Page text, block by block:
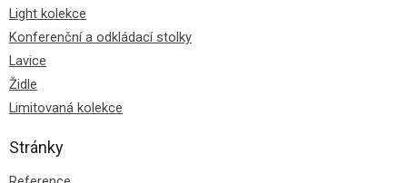
Light kolekce
Konferenční a odkládací stolky
Lavice
Židle
Limitovaná kolekce
Stránky